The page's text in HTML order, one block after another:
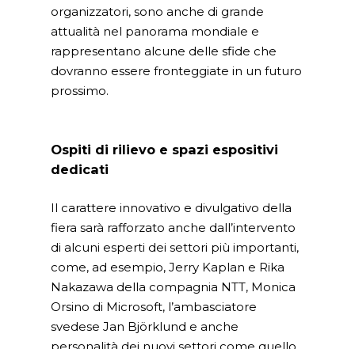
organizzatori, sono anche di grande
attualità nel panorama mondiale e
rappresentano alcune delle sfide che
dovranno essere fronteggiate in un futuro
prossimo.
Ospiti di rilievo e spazi espositivi
dedicati
Il carattere innovativo e divulgativo della
fiera sarà rafforzato anche dall’intervento
di alcuni esperti dei settori più importanti,
come, ad esempio, Jerry Kaplan e Rika
Nakazawa della compagnia NTT, Monica
Orsino di Microsoft, l’ambasciatore
svedese Jan Björklund e anche
personalità dei nuovi settori come quello